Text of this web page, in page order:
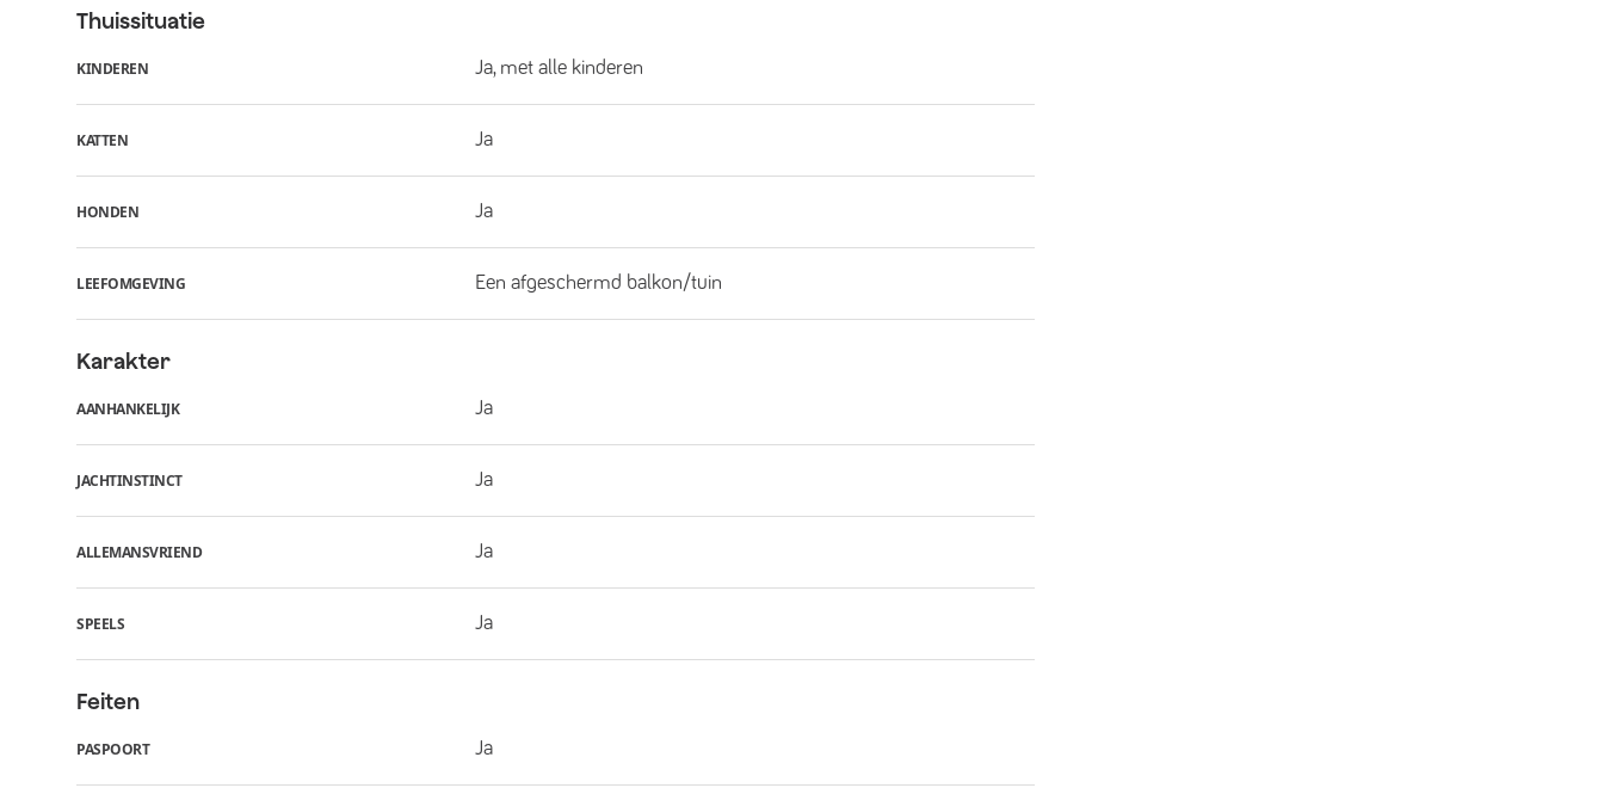
Thuissituatie
KINDEREN Ja, met alle kinderen
KATTEN Ja
HONDEN Ja
LEEFOMGEVING Een afgeschermd balkon/tuin
Karakter
AANHANKELIJK Ja
JACHTINSTINCT Ja
ALLEMANSVRIEND Ja
SPEELS Ja
Feiten
PASPOORT Ja